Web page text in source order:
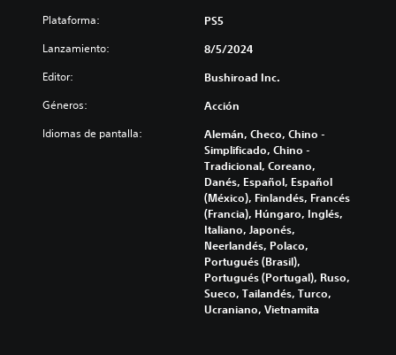
Plataforma: PS5
Lanzamiento: 8/5/2024
Editor: Bushiroad Inc.
Géneros: Acción
Idiomas de pantalla:
Alemán, Checo, Chino -
Simplificado, Chino -
Tradicional, Coreano,
Danés, Español, Español
(México), Finlandés, Francés
(Francia), Húngaro, Inglés,
Italiano, Japonés,
Neerlandés, Polaco,
Portugués (Brasil),
Portugués (Portugal), Ruso,
Sueco, Tailandés, Turco,
Ucraniano, Vietnamita